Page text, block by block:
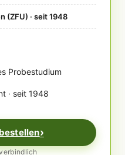
(ZFU) · seit 1948
Probestudium
· seit 1948